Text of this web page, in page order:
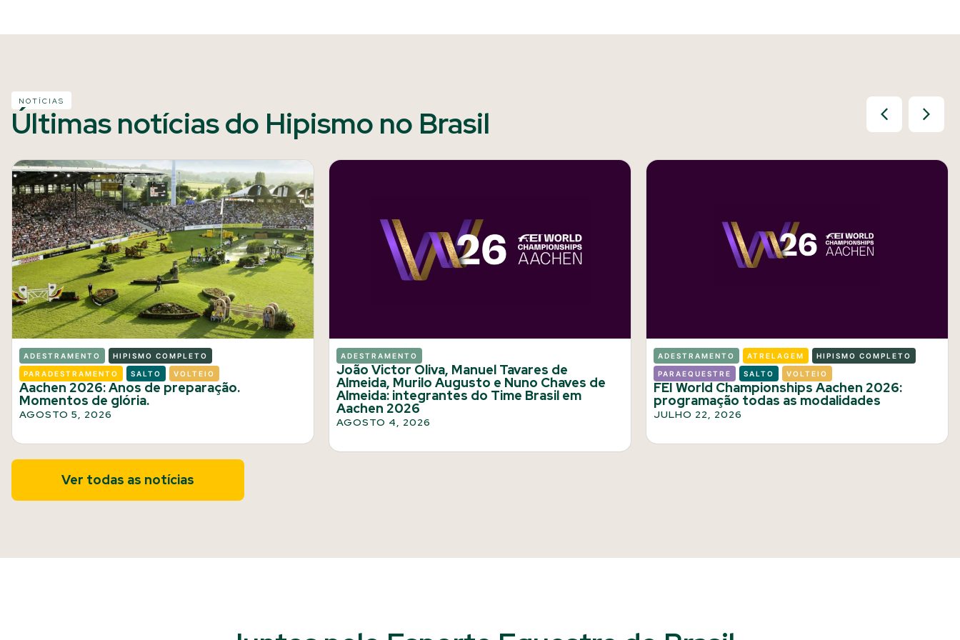
NOTÍCIAS
Últimas notícias do Hipismo no Brasil
ADESTRAMENTO HIPISMO COMPLETO
PARADESTRAMENTO SALTO VOLTEIO
Aachen 2026: Anos de preparação.
Momentos de glória.
AGOSTO 5, 2026
ADESTRAMENTO
João Victor Oliva, Manuel Tavares de
Almeida, Murilo Augusto e Nuno Chaves de
Almeida: integrantes do Time Brasil em
Aachen 2026
AGOSTO 4, 2026
ADESTRAMENTO ATRELAGEM HIPISMO COMPLETO
PARAEQUESTRE SALTO VOLTEIO
FEI World Championships Aachen 2026:
programação todas as modalidades
JULHO 22, 2026
Ver todas as notícias